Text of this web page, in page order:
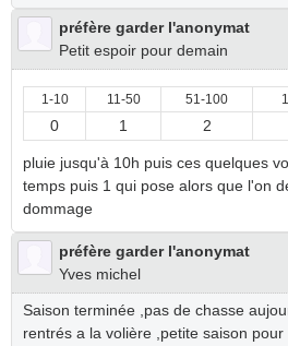
préfère garder l'anonymat
Petit espoir pour demain
1-10 11-50 51-100
0 1 2
pluie jusqu'à 10h puis ces quelques
temps puis 1 qui pose alors que l'on
dommage
préfère garder l'anonymat
Yves michel
Saison terminée ,pas de chasse
rentrés a la volière ,petite saison